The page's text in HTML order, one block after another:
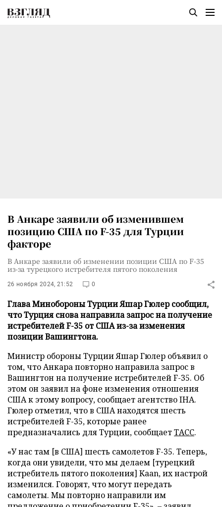
В Анкаре заявили об изменившем
позицию США по F-35 для Турции
факторе
В Анкаре заявили об изменении позиции США по F-35
из-за турецкого истребителя пятого поколения
26 ноября 2024, 21:52 0
Глава Минобороны Турции Яшар Гюлер сообщил,
что Турция снова направила запрос на получение
истребителей F-35 от США из-за изменения
позиции Вашингтона.
Министр обороны Турции Яшар Гюлер объявил о
том, что Анкара повторно направила запрос в
Вашингтон на получение истребителей F-35. Об
этом он заявил на фоне изменения отношения
США к этому вопросу, сообщает агентство IHA.
Гюлер отметил, что в США находятся шесть
истребителей F-35, которые ранее
предназначались для Турции, сообщаетТАСС.
«У нас там [в США] шесть самолетов F-35. Теперь,
когда они увидели, что мы делаем [турецкий
истребитель пятого поколения] Kaan, их настрой
изменился. Говорят, что могут передать
самолеты. Мы повторно направили им